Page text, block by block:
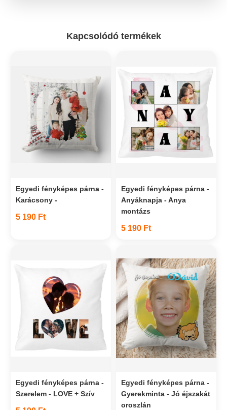
Kapcsolódó termékek
Egyedi fényképes párna -
Karácsony -
5 190 Ft
Egyedi fényképes párna -
Anyáknapja - Anya
montázs
5 190 Ft
Egyedi fényképes párna -
Szerelem - LOVE + Szív
Egyedi fényképes párna -
Gyerekminta - Jó éjszakát
oroszlán